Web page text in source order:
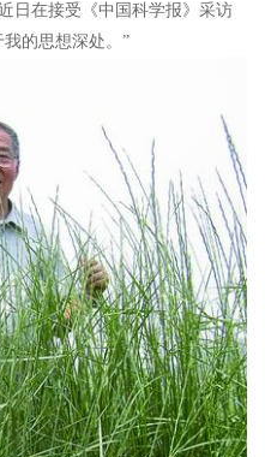
在接受《中国科学报》采访
的思想深处。”